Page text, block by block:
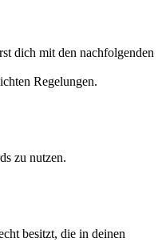
dich mit den nachfolgenden
Regelungen.
zu nutzen.
besitzt, die in deinen